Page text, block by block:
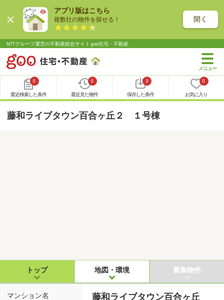
アプリ版はこちら
複数社の物件を探せる！ 開く
NTTグループ運営の不動産総合サイト goo住宅・不動産
0
最近検索した条件
0
最近見た物件
0
保存した条件
0
お気に入り
藤和ライブタウン百合ヶ丘２ １号棟
トップ 地図・環境 募集物件
マンション名
藤和ライブタウン百合ヶ丘